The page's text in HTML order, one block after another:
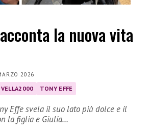
la nuova vita
2026
TONY EFFE
Effe svela il suo lato più dolce e il
la figlia e Giulia…